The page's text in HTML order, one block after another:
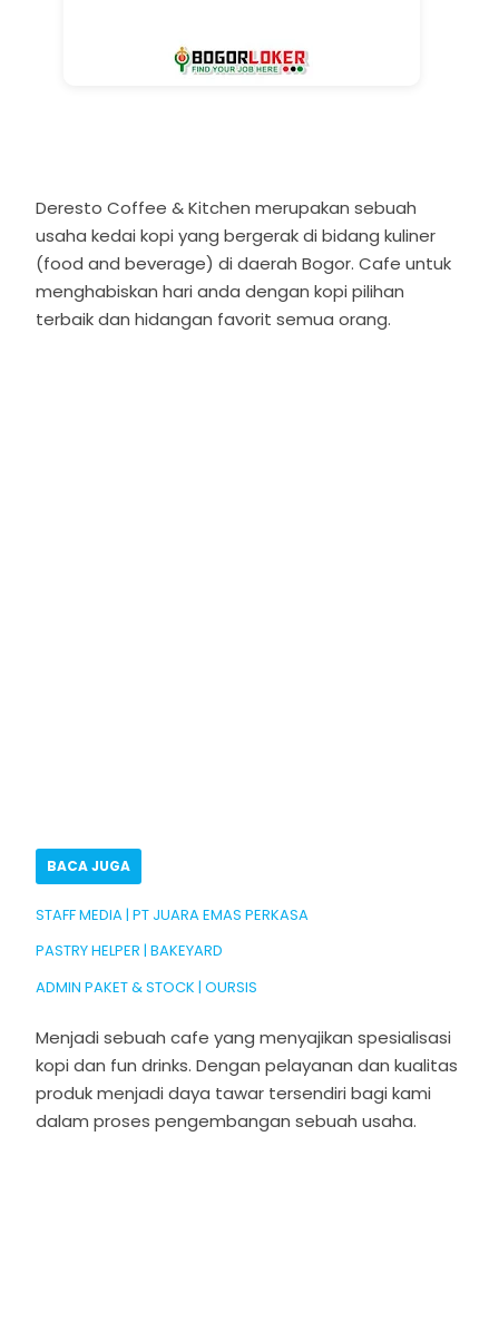
Deresto Coffee & Kitchen merupakan sebuah
usaha kedai kopi yang bergerak di bidang kuliner
(food and beverage) di daerah Bogor. Cafe untuk
menghabiskan hari anda dengan kopi pilihan
terbaik dan hidangan favorit semua orang.
BACA JUGA
STAFF MEDIA | PT JUARA EMAS PERKASA
PASTRY HELPER | BAKEYARD
ADMIN PAKET & STOCK | OURSIS
Menjadi sebuah cafe yang menyajikan spesialisasi
kopi dan fun drinks. Dengan pelayanan dan kualitas
produk menjadi daya tawar tersendiri bagi kami
dalam proses pengembangan sebuah usaha.